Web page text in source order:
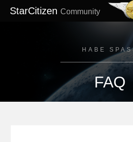
StarCitizen Community
HABE SPASS
FAQ